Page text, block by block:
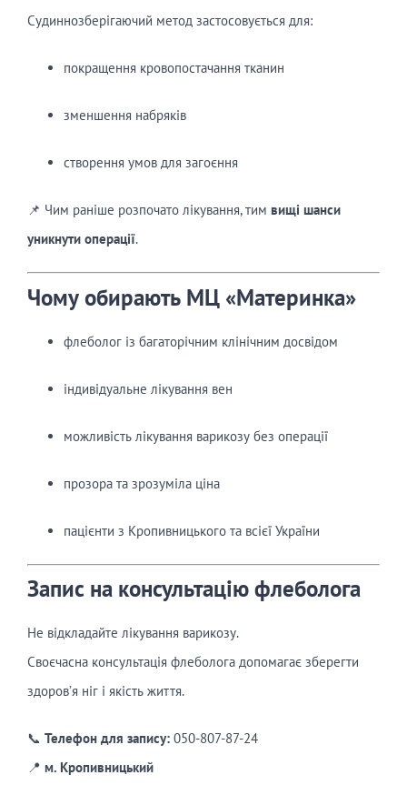
Судиннозберігаючий метод застосовується для:
покращення кровопостачання тканин
зменшення набряків
створення умов для загоєння
📌 Чим раніше розпочато лікування, тим вищі шанси
уникнути операції.
Чому обирають МЦ «Материнка»
флеболог із багаторічним клінічним досвідом
індивідуальне лікування вен
можливість лікування варикозу без операції
прозора та зрозуміла ціна
пацієнти з Кропивницького та всієї України
Запис на консультацію флеболога
Не відкладайте лікування варикозу.
Своєчасна консультація флеболога допомагає зберегти
здоров’я ніг і якість життя.
📞 Телефон для запису:050-807-87-24
📍 м. Кропивницький